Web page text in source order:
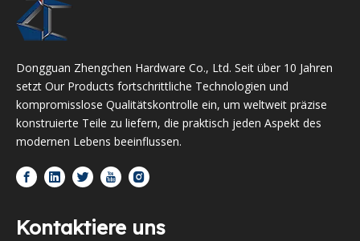
Dongguan Zhengchen Hardware Co., Ltd. Seit über 10 Jahren
setzt Our Products fortschrittliche Technologien und
kompromisslose Qualitätskontrolle ein, um weltweit präzise
konstruierte Teile zu liefern, die praktisch jeden Aspekt des
modernen Lebens beeinflussen.
Kontaktiere uns